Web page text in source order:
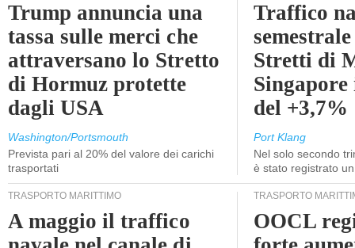
Trump annuncia una
tassa sulle merci che
attraversano lo Stretto
di Hormuz protette
dagli USA
Washington/Portsmouth
Prevista pari al 20% del valore dei carichi
trasportati
Traffico
Stretti di
del +3,7%
Port Klang
Nel solo secondo
è stato registrato
TRASPORTO MARITTIMO
A maggio il traffico
TRASPORTO
OOCL